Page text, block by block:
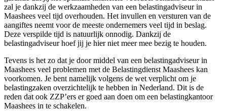
zal je dankzij de werkzaamheden van een belastingadviseur in
Maashees veel tijd overhouden. Het invullen en versturen van de
aangiftes neemt voor de meeste ondernemers veel tijd in beslag.
Deze verspilde tijd is natuurlijk onnodig. Dankzij de
belastingadviseur hoef jij je hier niet meer mee bezig te houden.
Tevens is het zo dat je door middel van een belastingadviseur in
Maashees veel problemen met de Belastingdienst Maashees kan
voorkomen. Je bent namelijk volgens de wet verplicht om je
belastingzaken overzichtelijk te hebben in Nederland. Dit is de
reden dat ook ZZP’ers er goed aan doen om een belastingkantoor
Maashees in te schakelen.